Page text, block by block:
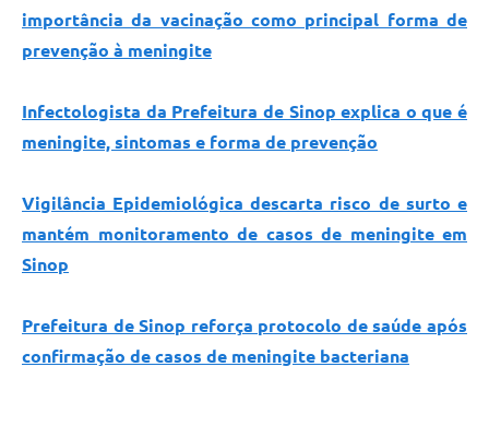
importância da vacinação como principal forma de
prevenção à meningite
Infectologista da Prefeitura de Sinop explica o que é
meningite, sintomas e forma de prevenção
Vigilância Epidemiológica descarta risco de surto e
mantém monitoramento de casos de meningite em
Sinop
Prefeitura de Sinop reforça protocolo de saúde após
confirmação de casos de meningite bacteriana